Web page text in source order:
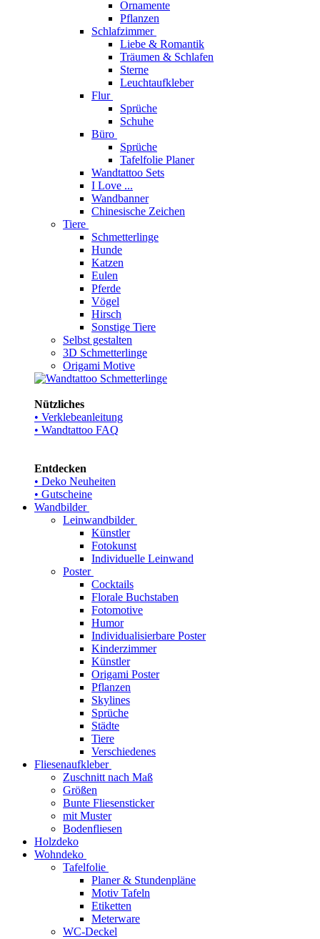
Ornamente
Pflanzen
Schlafzimmer
Liebe & Romantik
Träumen & Schlafen
Sterne
Leuchtaufkleber
Flur
Sprüche
Schuhe
Büro
Sprüche
Tafelfolie Planer
Wandtattoo Sets
I Love ...
Wandbanner
Chinesische Zeichen
Tiere
Schmetterlinge
Hunde
Katzen
Eulen
Pferde
Vögel
Hirsch
Sonstige Tiere
Selbst gestalten
3D Schmetterlinge
Origami Motive
Nützliches
• Verklebeanleitung
• Wandtattoo FAQ
Entdecken
• Deko Neuheiten
• Gutscheine
Wandbilder
Leinwandbilder
Künstler
Fotokunst
Individuelle Leinwand
Poster
Cocktails
Florale Buchstaben
Fotomotive
Humor
Individualisierbare Poster
Kinderzimmer
Künstler
Origami Poster
Pflanzen
Skylines
Sprüche
Städte
Tiere
Verschiedenes
Fliesenaufkleber
Zuschnitt nach Maß
Größen
Bunte Fliesensticker
mit Muster
Bodenfliesen
Holzdeko
Wohndeko
Tafelfolie
Planer & Stundenpläne
Motiv Tafeln
Etiketten
Meterware
WC-Deckel